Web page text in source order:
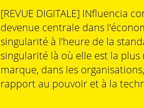
[REVUE DIGITALE] INfluencia
devenue centrale dans
singularité à l’heure de la
singularité là où elle est la plus
marque, dans les
rapport au pouvoir et à la